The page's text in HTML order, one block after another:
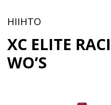
Myyntipäällikkö
Phone:+358 50 596 8651
HIIHTO
XC ELITE
WO’S